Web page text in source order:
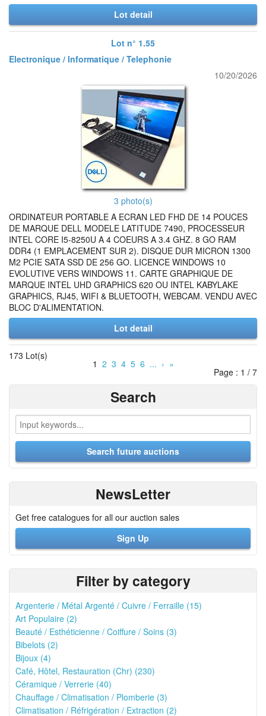
Lot detail
Lot n° 1.55
Electronique / Informatique / Telephonie
10/20/2026
3 photo(s)
ORDINATEUR PORTABLE A ECRAN LED FHD DE 14 POUCES
DE MARQUE DELL MODELE LATITUDE 7490, PROCESSEUR
INTEL CORE I5-8250U A 4 COEURS A 3.4 GHZ. 8 GO RAM
DDR4 (1 EMPLACEMENT SUR 2). DISQUE DUR MICRON 1300
M2 PCIE SATA SSD DE 256 GO. LICENCE WINDOWS 10
EVOLUTIVE VERS WINDOWS 11. CARTE GRAPHIQUE DE
MARQUE INTEL UHD GRAPHICS 620 OU INTEL KABYLAKE
GRAPHICS, RJ45, WIFI & BLUETOOTH, WEBCAM. VENDU AVEC
BLOC D'ALIMENTATION.
Lot detail
173 Lot(s)
1 2 3 4 5 6 ... › »
Page : 1 / 7
Search
NewsLetter
Get free catalogues for all our auction sales
Sign Up
Filter by category
Argenterie / Métal Argenté / Cuivre / Ferraille (15)
Art Populaire (2)
Beauté / Esthéticienne / Coiffure / Soins (3)
Bibelots (2)
Bijoux (4)
Café, Hôtel, Restauration (Chr) (230)
Céramique / Verrerie (40)
Chauffage / Climatisation / Plomberie (3)
Climatisation / Réfrigération / Extraction (2)